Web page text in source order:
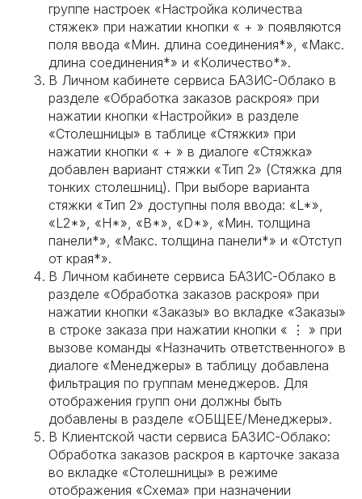
группе настроек «Настройка количества
стяжек» при нажатии кнопки « + » появляются
поля ввода «Мин. длина соединения*», «Макс.
длина соединения*» и «Количество*».
В Личном кабинете сервиса БАЗИС-Облако в
разделе «Обработка заказов раскроя» при
нажатии кнопки «Настройки» в разделе
«Столешницы» в таблице «Стяжки» при
нажатии кнопки « + » в диалоге «Стяжка»
добавлен вариант стяжки «Тип 2» (Стяжка для
тонких столешниц). При выборе варианта
стяжки «Тип 2» доступны поля ввода: «L*»,
«L2*», «H*», «B*», «D*», «Мин. толщина
панели*», «Макс. толщина панели*» и «Отступ
от края*».
В Личном кабинете сервиса БАЗИС-Облако в
разделе «Обработка заказов раскроя» при
нажатии кнопки «Заказы» во вкладке «Заказы»
в строке заказа при нажатии кнопки « ⋮ » при
вызове команды «Назначить ответственного» в
диалоге «Менеджеры» в таблицу добавлена
фильтрация по группам менеджеров. Для
отображения групп они должны быть
добавлены в разделе «ОБЩЕЕ/Менеджеры».
В Клиентской части сервиса БАЗИС-Облако:
Обработка заказов раскроя в карточке заказа
во вкладке «Столешницы» в режиме
отображения «Схема» при назначении